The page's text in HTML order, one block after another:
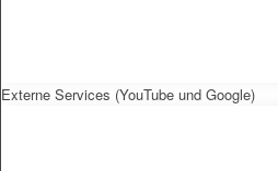
Externe Services (YouTube und Google)